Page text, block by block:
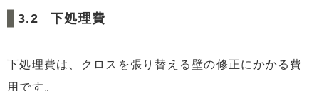
下処理費
下処理費は、クロスを張り替える壁の修正にかかる費
用です。